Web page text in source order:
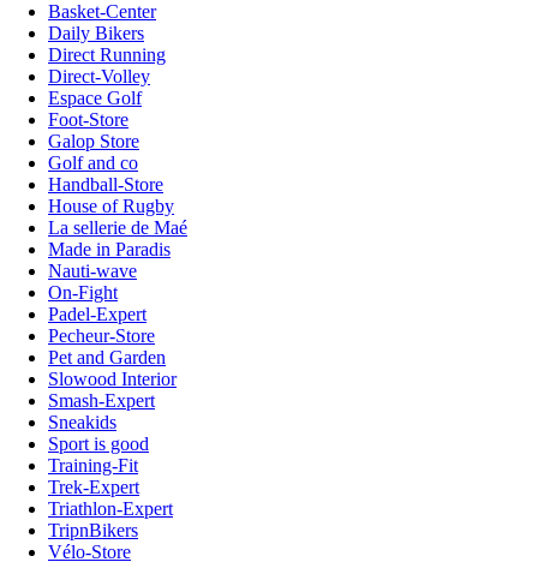
Basket-Center
Daily Bikers
Direct Running
Direct-Volley
Espace Golf
Foot-Store
Galop Store
Golf and co
Handball-Store
House of Rugby
La sellerie de Maé
Made in Paradis
Nauti-wave
On-Fight
Padel-Expert
Pecheur-Store
Pet and Garden
Slowood Interior
Smash-Expert
Sneakids
Sport is good
Training-Fit
Trek-Expert
Triathlon-Expert
TripnBikers
Vélo-Store